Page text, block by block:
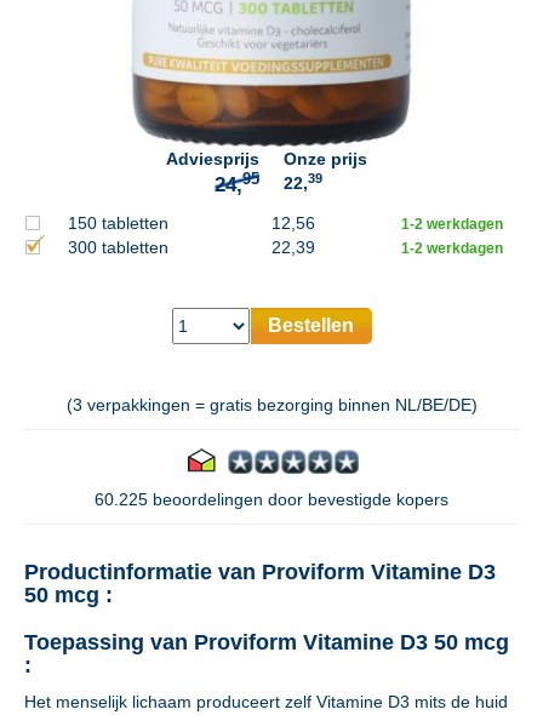
Adviesprijs
24,95
Onze prijs
22,39
150 tabletten 12,56 1-2 werkdagen
300 tabletten 22,39 1-2 werkdagen
Bestellen
(3 verpakkingen = gratis bezorging binnen NL/BE/DE)
60.225 beoordelingen door bevestigde kopers
Productinformatie van Proviform Vitamine D3
50 mcg :
Toepassing van Proviform Vitamine D3 50 mcg
:
Het menselijk lichaam produceert zelf Vitamine D3 mits de huid